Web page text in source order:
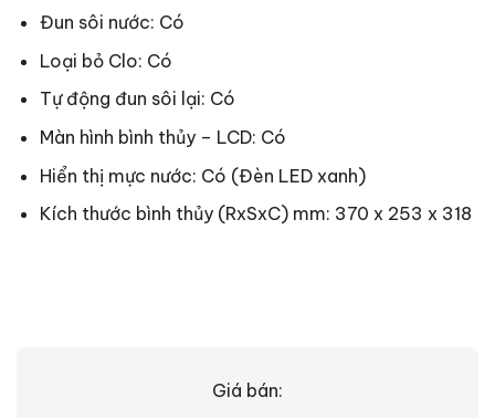
Đun sôi nước: Có
Loại bỏ Clo: Có
Tự động đun sôi lại: Có
Màn hình bình thủy – LCD: Có
Hiển thị mực nước: Có (Đèn LED xanh)
Kích thước bình thủy (RxSxC) mm: 370 x 253 x 318
Giá bán: